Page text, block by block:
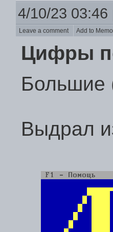
4/10/23 03:46
Leave a comment Add to
Цифры
Большие
Выдрал